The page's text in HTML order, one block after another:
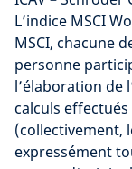
L’indice MSCI
MSCI, chacune
personne
l’élaboration de
calculs
(collectivement,
expressément